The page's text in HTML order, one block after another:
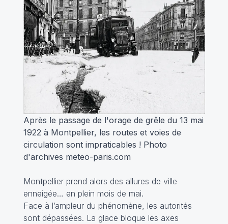
Après le passage de l'orage de grêle du 13 mai
1922 à Montpellier, les routes et voies de
circulation sont impraticables ! Photo
d'archives meteo-paris.com
Montpellier prend alors des allures de ville
enneigée… en plein mois de mai.
Face à l’ampleur du phénomène, les autorités
sont dépassées. La glace bloque les axes